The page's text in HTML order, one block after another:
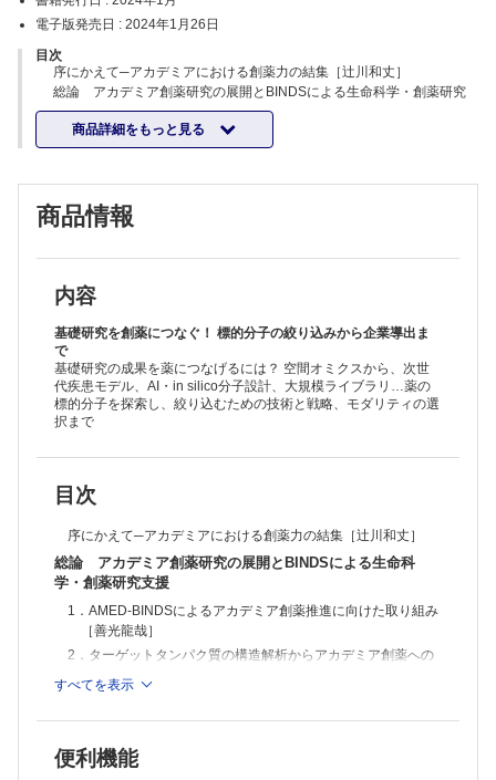
電子版発売日 : 2024年1月26日
目次
序にかえて─アカデミアにおける創薬力の結集［辻川和丈］
総論 アカデミア創薬研究の展開とBINDSによる生命科学・創薬研究
支援
1．AMED-BINDSによるアカデミア創薬推進に向けた取り組み［善光龍
哉］
3．東京大学創薬機構のアカデミア創薬研究支援と将来に向けた取り組
み［金光佳世子，小島宏建］
第1章 最新の疾患標的分子の探索・評価技術
1．生体試料を用いたゲノミクス解析［渡辺貴志，桃沢幸秀，山本一
彦］
2．プロテオミクスにより得られる多面的なタンパク質情報［大槻純
男］
3．創薬研究を加速する空間オミクス技術［落合 博，大川恭行］
4．シングルセル/微小組織マルチオミクス解析［由良 敬，松永浩子，
細川正人，和泉自泰，村松知成，福永津嵩，浜田道昭，馬場健史，竹山
6．次世代型Fc融合法による超効率的な疾病関連タンパク質の生産［有
森貴夫，高木淳一］
7．小腸スフェロイド・オルガノイドを用いたヒト薬物動態特性および
8．慢性腎臓病モデルマウスを対象とした合併症治療戦略：分子時計の
視点［大戸茂弘，松永直哉，小柳 悟］
第2章 創薬標的タンパク質の構造解析と分子設計の革新的進歩
1．構造生命科学や創薬を加速するクライオ電子顕微鏡法の革新的進歩
［牧野文信，藤田純三，宮田知子，難波啓一］
圭，小柴生造，山本雅之］
介］
4．エピジェネティクスの構造基盤［堀越直樹，胡桃坂仁志］
5．RNAターゲット創薬とRNA創薬のための立体構造解析戦略［近藤次
商品詳細をもっと見る
商品情報
内容
基礎研究を創薬につなぐ！ 標的分子の絞り込みから企業導出ま
で
基礎研究の成果を薬につなげるには？ 空間オミクスから、次世
代疾患モデル、AI・in silico分子設計、大規模ライブラリ…薬の
標的分子を探索し、絞り込むための技術と戦略、モダリティの選
択まで
目次
序にかえて─アカデミアにおける創薬力の結集［辻川和丈］
総論 アカデミア創薬研究の展開とBINDSによる生命科
学・創薬研究支援
1．AMED-BINDSによるアカデミア創薬推進に向けた取り組み
［善光龍哉］
2．ターゲットタンパク質の構造解析からアカデミア創薬への
展開［井上 豪］
た取り組み［金光佳世子，小島宏建］
4．大阪大学創薬サイエンス研究支援拠点におけるシームレス
な創薬研究支援［川脇公子，辻川和丈］
すべてを表示
便利機能